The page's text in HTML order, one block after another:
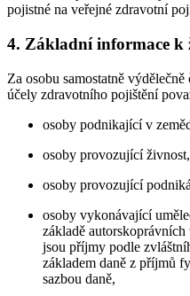
pojistné na veřejné zdravotní
4. Základní informace k
Za osobu samostatně
účely zdravotního pojištění
osoby podnikající v
osoby provozující živnost,
osoby provozující
osoby vykonávající
základě
jsou příjmy podle
základem daně z příjmů
sazbou daně,